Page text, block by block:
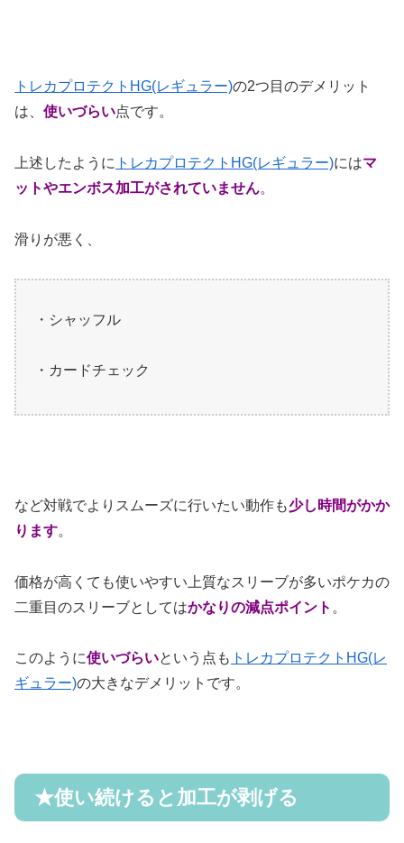
トレカプロテクトHG(レギュラー)の2つ目のデメリット
は、 使いづらい点です。
上述したように トレカプロテクトHG(レギュラー)にはマ
ットやエンボス加工がされていません。
滑りが悪く、
・シャッフル
・カードチェック
など対戦でよりスムーズに行いたい動作も少し時間がかか
ります。
価格が高くても使いやすい上質なスリーブが多いポケカの
二重目のスリーブとしてはかなりの減点ポイント 。
このように使いづらいという点も トレカプロテクトHG(レ
ギュラー)の大きなデメリットです。
★使い続けると加工が剥げる